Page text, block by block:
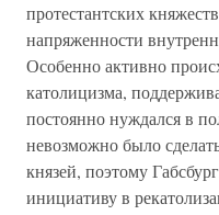
протестантских
напряженности
Особенно активно
католицизма,
постоянно нуждался в
невозможно было
князей, поэтому
инициативу в